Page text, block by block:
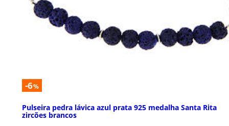
-6%
Pulseira pedra lávica azul prata 925 medalha Santa Rita
zircões brancos